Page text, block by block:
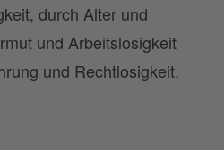
durch Alter und
und Arbeitslosigkeit
und Rechtlosigkeit.